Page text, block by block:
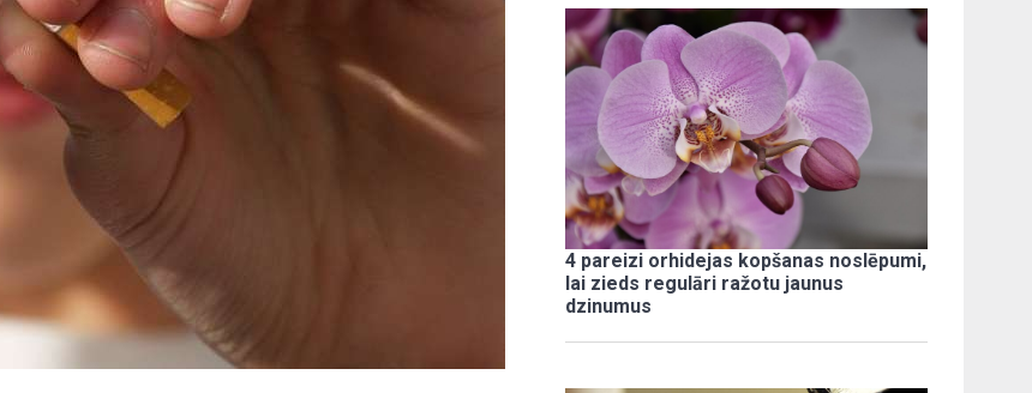
4 pareizi orhidejas kopšanas noslēpumi,
lai zieds regulāri ražotu jaunus
dzinumus